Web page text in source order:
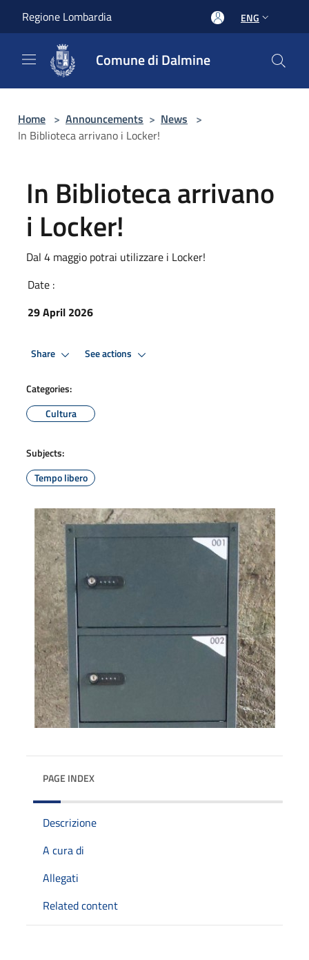
Regione Lombardia ENG
Comune di Dalmine
Home > Announcements > News >
In Biblioteca arrivano i Locker!
In Biblioteca arrivano
i Locker!
Dal 4 maggio potrai utilizzare i Locker!
Date :
29 April 2026
Share See actions
Categories:
Cultura
Subjects:
Tempo libero
PAGE INDEX
Descrizione
A cura di
Allegati
Related content